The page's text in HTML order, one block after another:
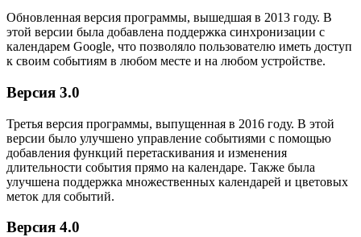
Обновленная версия программы, вышедшая в 2013 году. В
этой версии была добавлена поддержка синхронизации с
календарем Google, что позволяло пользователю иметь доступ
к своим событиям в любом месте и на любом устройстве.
Версия 3.0
Третья версия программы, выпущенная в 2016 году. В этой
версии было улучшено управление событиями с помощью
добавления функций перетаскивания и изменения
длительности события прямо на календаре. Также была
улучшена поддержка множественных календарей и цветовых
меток для событий.
Версия 4.0